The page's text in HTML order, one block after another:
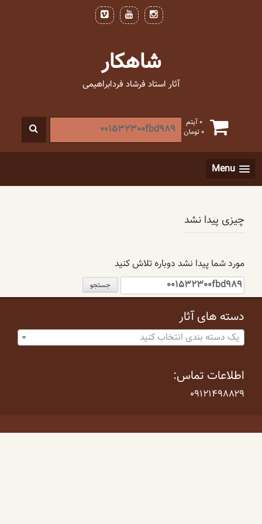
شاهکار
آثار استاد فرشاد فردابراهیمی
0 آیتم
0تومان
جستجو
برای
Menu
چیزی پیدا نشد
مورد شما پیدا نشد دوباره تلاش کنید
جستجو
برای:
دسته های آثار
یک دسته بندی انتخاب کنید
اطلاعات تماس:
۰۹۱۲۱۴۹۸۸۲۹